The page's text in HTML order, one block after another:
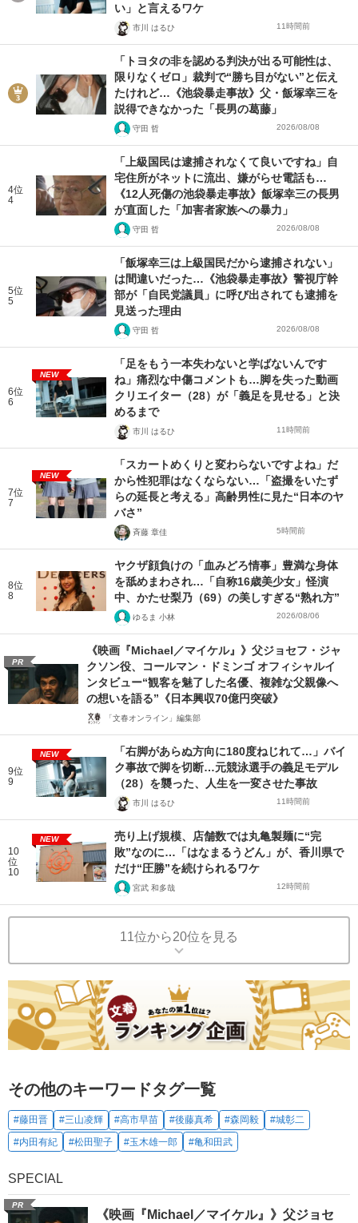
い」と言えるワケ
市川 はるひ 11時間前
「トヨタの非を認める判決が出る可能性は、
限りなくゼロ」裁判で“勝ち目がない”と伝え
たけれど…《池袋暴走事故》父・飯塚幸三を
説得できなかった「長男の葛藤」
守田 哲 2026/08/08
4位
4
「上級国民は逮捕されなくて良いですね」自
宅住所がネットに流出、嫌がらせ電話も…
《12人死傷の池袋暴走事故》飯塚幸三の長男
が直面した「加害者家族への暴力」
守田 哲 2026/08/08
5位
5
「飯塚幸三は上級国民だから逮捕されない」
は間違いだった…《池袋暴走事故》警視庁幹
部が「自民党議員」に呼び出されても逮捕を
見送った理由
守田 哲 2026/08/08
6位
6
NEW
「足をもう一本失わないと学ばないんです
ね」痛烈な中傷コメントも…脚を失った動画
クリエイター（28）が「義足を見せる」と決
めるまで
市川 はるひ 11時間前
7位
7
NEW
「スカートめくりと変わらないですよね」だ
から性犯罪はなくならない…「盗撮をいたず
らの延長と考える」高齢男性に見た“日本のヤ
バさ”
斉藤 章佳 5時間前
8位
8
ヤクザ顔負けの「血みどろ情事」豊満な身体
を舐めまわされ…「自称16歳美少女」怪演
中、かたせ梨乃（69）の美しすぎる“熟れ方”
ゆるま 小林 2026/08/06
PR
《映画『Michael／マイケル』》父ジョセフ・ジャ
クソン役、コールマン・ドミンゴ オフィシャルイ
ンタビュー“観客を魅了した名優、複雑な父親像へ
の想いを語る”《日本興収70億円突破》
「文春オンライン」編集部
9位
9
NEW
「右脚があらぬ方向に180度ねじれて…」バイ
ク事故で脚を切断…元競泳選手の義足モデル
（28）を襲った、人生を一変させた事故
市川 はるひ 11時間前
10
位
10
NEW
売り上げ規模、店舗数では丸亀製麺に“完
敗”なのに…「はなまるうどん」が、香川県で
だけ“圧勝”を続けられるワケ
宮武 和多哉 12時間前
11位から20位を見る
その他のキーワードタグ一覧
#藤田晋 #三山凌輝 #高市早苗 #後藤真希 #森岡毅
#城彰二
#内田有紀
#松田聖子 #玉木雄一郎 #亀和田武
SPECIAL
PR
《映画『Michael／マイケル』》父ジョセ